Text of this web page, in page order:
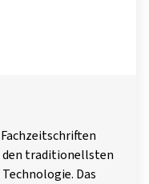
traditionellsten
Das